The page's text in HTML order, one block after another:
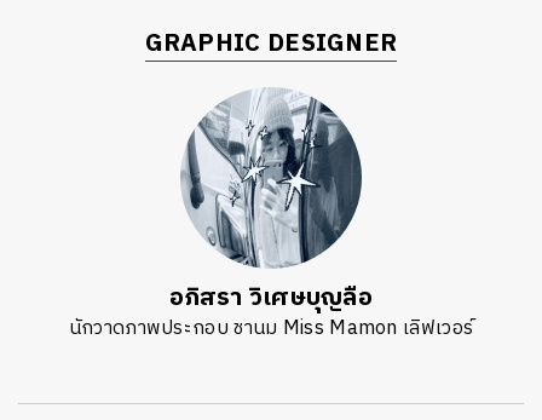
GRAPHIC DESIGNER
อภิสรา วิเศษบุญลือ
นักวาดภาพประกอบ ชานม Miss Mamon เลิฟเวอร์